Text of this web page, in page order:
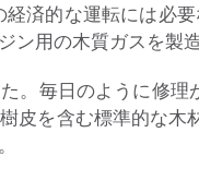
済的な運転には必
ン用の木質ガスを製
。毎日のように修
皮を含む標準的な